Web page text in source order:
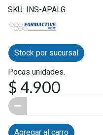
SKU: INS-APALG
Stock por sucursal
Pocas unidades.
$ 4.900
Agregar al carro